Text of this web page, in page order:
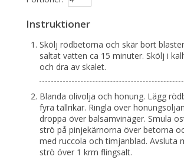
Instruktioner
Skölj rödbetorna och skär bort
saltat vatten ca 15 minuter. Skölj i
och dra av skalet.
Blanda olivolja och honung. Lägg
fyra tallrikar. Ringla över
droppa över balsamvinäger. Smula
strö på pinjekärnorna över betorna
med ruccola och timjanblad. Avsluta
strö över 1 krm flingsalt.